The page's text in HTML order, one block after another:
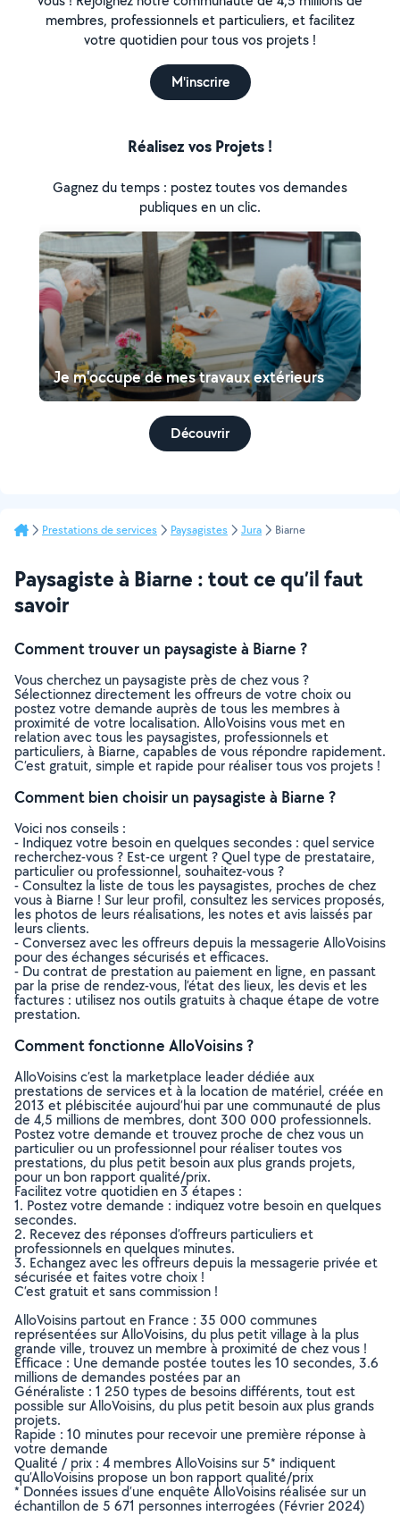
membres, professionnels et particuliers, et facilitez
votre quotidien pour tous vos projets !
M'inscrire
Réalisez vos Projets !
Gagnez du temps : postez toutes vos demandes
publiques en un clic.
Je m'occupe de mes travaux extérieurs
Découvrir
Prestations de services Paysagistes Jura Biarne
Paysagiste à Biarne : tout ce qu’il faut
savoir
Comment trouver un paysagiste à Biarne ?
Vous cherchez un paysagiste près de chez vous ?
Sélectionnez directement les offreurs de votre choix ou
postez votre demande auprès de tous les membres à
proximité de votre localisation. AlloVoisins vous met en
relation avec tous les paysagistes, professionnels et
particuliers, à Biarne, capables de vous répondre rapidement.
C’est gratuit, simple et rapide pour réaliser tous vos projets !
Comment bien choisir un paysagiste à Biarne ?
Voici nos conseils :
- Indiquez votre besoin en quelques secondes : quel service
recherchez-vous ? Est-ce urgent ? Quel type de prestataire,
particulier ou professionnel, souhaitez-vous ?
- Consultez la liste de tous les paysagistes, proches de chez
vous à Biarne ! Sur leur profil, consultez les services proposés,
les photos de leurs réalisations, les notes et avis laissés par
leurs clients.
- Conversez avec les offreurs depuis la messagerie AlloVoisins
pour des échanges sécurisés et efficaces.
- Du contrat de prestation au paiement en ligne, en passant
par la prise de rendez-vous, l’état des lieux, les devis et les
factures : utilisez nos outils gratuits à chaque étape de votre
prestation.
Comment fonctionne AlloVoisins ?
AlloVoisins c’est la marketplace leader dédiée aux
prestations de services et à la location de matériel, créée en
2013 et plébiscitée aujourd’hui par une communauté de plus
de 4,5 millions de membres, dont 300 000 professionnels.
Postez votre demande et trouvez proche de chez vous un
particulier ou un professionnel pour réaliser toutes vos
prestations, du plus petit besoin aux plus grands projets,
pour un bon rapport qualité/prix.
Facilitez votre quotidien en 3 étapes :
1. Postez votre demande : indiquez votre besoin en quelques
secondes.
2. Recevez des réponses d’offreurs particuliers et
professionnels en quelques minutes.
3. Echangez avec les offreurs depuis la messagerie privée et
sécurisée et faites votre choix !
C’est gratuit et sans commission !
AlloVoisins partout en France : 35 000 communes
représentées sur AlloVoisins, du plus petit village à la plus
grande ville, trouvez un membre à proximité de chez vous !
Efficace : Une demande postée toutes les 10 secondes, 3.6
millions de demandes postées par an
Généraliste : 1 250 types de besoins différents, tout est
possible sur AlloVoisins, du plus petit besoin aux plus grands
projets.
Rapide : 10 minutes pour recevoir une première réponse à
votre demande
Qualité / prix : 4 membres AlloVoisins sur 5* indiquent
qu’AlloVoisins propose un bon rapport qualité/prix
* Données issues d’une enquête AlloVoisins réalisée sur un
échantillon de 5 671 personnes interrogées (Février 2024)